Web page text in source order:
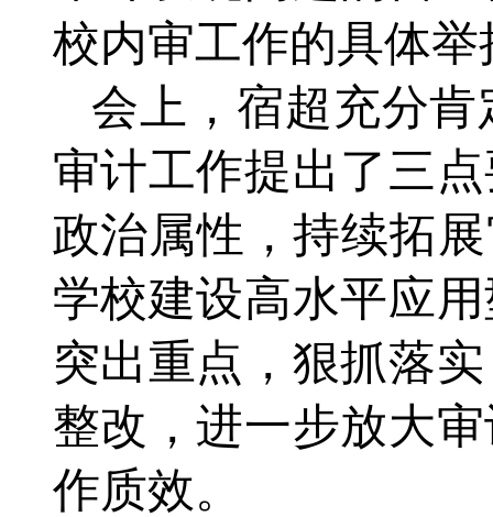
校内审工作的具体
会上，宿超充分肯
审计工作提出了三
政治属性，持续拓
学校建设高水平应
突出重点，狠抓落
整改，进一步放大
作质效。